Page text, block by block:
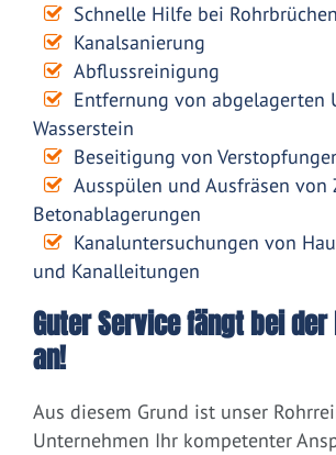
Schnelle Hilfe bei Rohrbrüchen
Kanalsanierung
Abflussreinigung
Entfernung von abgelagerten
Wasserstein
Beseitigung von
Ausspülen und Ausfräsen von
Betonablagerungen
Kanaluntersuchungen von
und Kanalleitungen
Guter Service fängt bei der
an!
Aus diesem Grund ist unser
Unternehmen Ihr kompetenter